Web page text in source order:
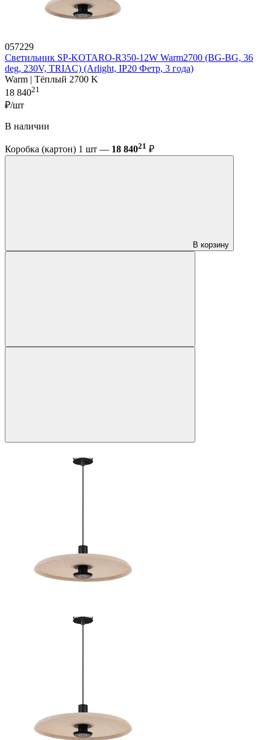
057229
Светильник SP-KOTARO-R350-12W Warm2700 (BG-BG, 36
deg, 230V, TRIAC) (Arlight, IP20 Фетр, 3 года)
Warm | Тёплый 2700 K
18 84021
₽/шт
В наличии
Коробка (картон) 1 шт — 18 84021 ₽
В корзину